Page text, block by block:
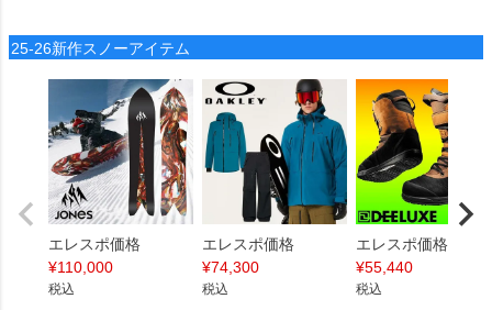
25-26新作スノーアイテム
エレスポ価格
¥110,000
税込
エレスポ価格
¥74,300
税込
エレスポ価格
¥55,440
税込